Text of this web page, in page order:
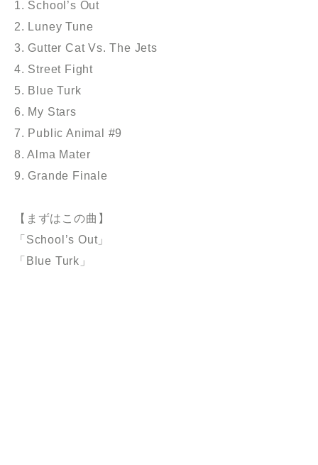
1. School’s Out
2. Luney Tune
3. Gutter Cat Vs. The Jets
4. Street Fight
5. Blue Turk
6. My Stars
7. Public Animal #9
8. Alma Mater
9. Grande Finale
【まずはこの曲】
「School’s Out」
「Blue Turk」